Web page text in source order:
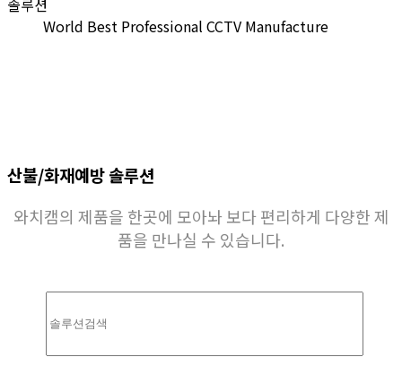
솔루션
World Best Professional CCTV Manufacture
산불/화재예방 솔루션
와치캠의 제품을 한곳에 모아놔 보다 편리하게 다양한 제
품을 만나실 수 있습니다.